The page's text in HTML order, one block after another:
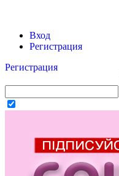
Вход
Регистрация
Регистрация